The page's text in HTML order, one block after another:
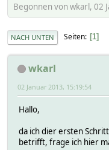
Begonnen von wkarl, 02
NACH UNTEN Seiten 1
wkarl
02 Januar 2013, 15:19:54
Hallo,
da ich dier ersten
betrifft, frage ich hier